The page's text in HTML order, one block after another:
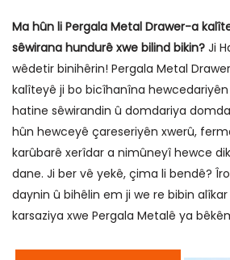
Ma hûn li Pergala Metal Drawer-a
sêwirana hundurê xwe bilind bikin? Ji
wêdetir binihêrin! Pergala Metal
kalîteyê ji bo bicîhanîna
hatine sêwirandin û domdariya
hûn hewceyê çareseriyên xwerû,
karûbarê xerîdar a nimûneyî hewce
dane. Ji ber vê yekê, çima li bendê?
daynin û bihêlin em ji we re bibin
karsaziya xwe Pergala Metalê ya